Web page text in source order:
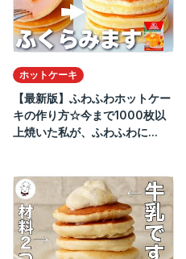
ホットケーキ
【最新版】ふわふわホットケー
キの作り方☆今まで1000枚以
上焼いた私が、ふわふわに...